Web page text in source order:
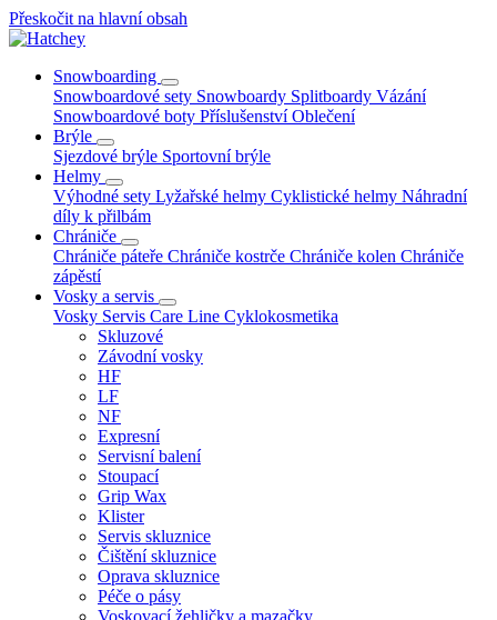
Přeskočit na hlavní obsah
Snowboarding
Snowboardové sety Snowboardy Splitboardy Vázání
Snowboardové boty PříslušenstvíOblečení
Brýle
Sjezdové brýle Sportovní brýle
Helmy
Výhodné sety Lyžařské helmy Cyklistické helmy Náhradní
díly k přilbám
Chrániče
Chrániče páteře Chrániče kostrče Chrániče kolen Chrániče
zápěstí
Vosky a servis
Vosky Servis Care Line Cyklokosmetika
Skluzové
Závodní vosky
HF
LF
NF
Expresní
Servisní balení
Stoupací
Grip Wax
Klister
Servis skluznice
Čištění skluznice
Oprava skluznice
Péče o pásy
Voskovací žehličky a mazačky